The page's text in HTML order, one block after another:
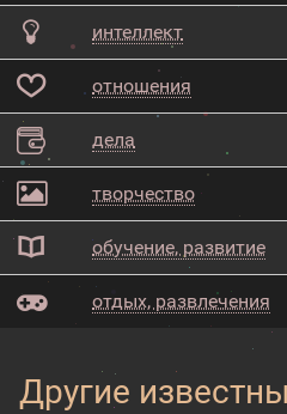
интеллект
отношения
дела
творчество
обучение, развитие
отдых, развлечения
Другие